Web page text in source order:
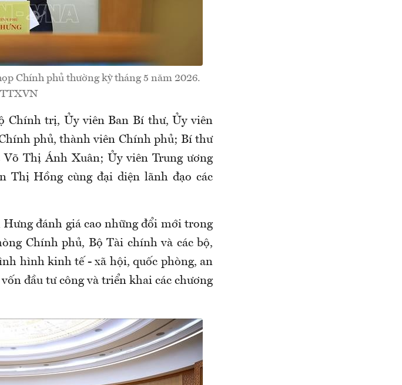
Chính phủ thường kỳ tháng 5 năm 2026.
Chính trị, Ủy viên Ban Bí thư, Ủy viên
phủ, thành viên Chính phủ; Bí thư
Thị Ánh Xuân; Ủy viên Trung ương
Thị Hồng cùng đại diện lãnh đạo các
đánh giá cao những đổi mới trong
Chính phủ, Bộ Tài chính và các bộ,
hình kinh tế - xã hội, quốc phòng, an
đầu tư công và triển khai các chương